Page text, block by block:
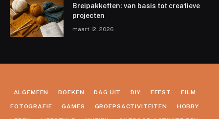
Breipakketten: van basis tot creatieve
projecten
maart 12, 2026
ALGEMEEN BOEKEN DAG UIT DIY FEEST FILM
FOTOGRAFIE GAMES GROEPSACTIVITEITEN HOBBY